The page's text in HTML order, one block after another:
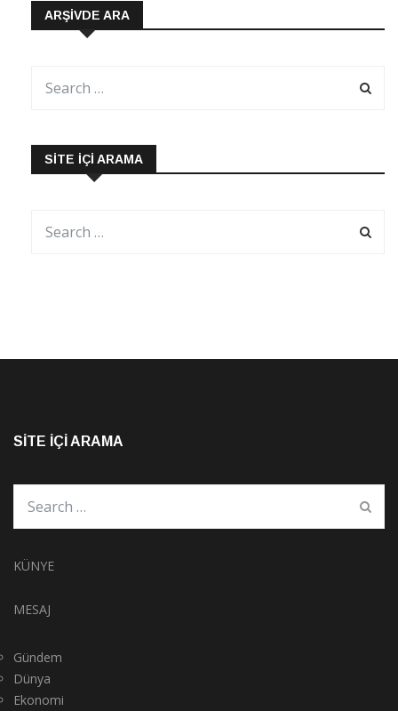
ARŞIVDE ARA
SITE İÇI ARAMA
SITE İÇI ARAMA
KÜNYE
MESAJ
Gündem
Dünya
Ekonomi